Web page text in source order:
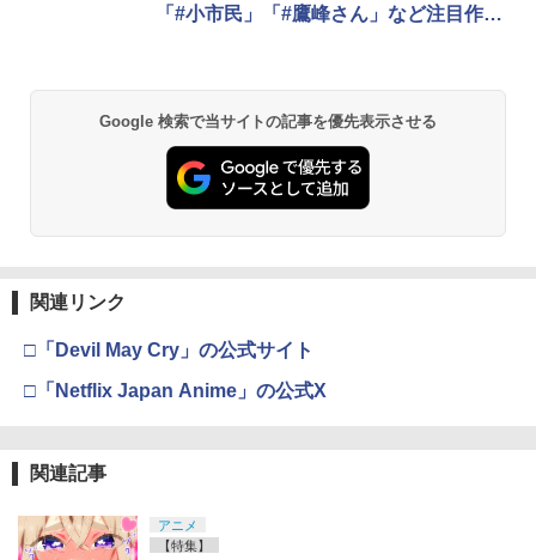
「#小市民」「#鷹峰さん」など注目作27
Google 検索で当サイトの記事を優先表示させる
関連リンク
□「Devil May Cry」の公式サイト
□「Netflix Japan Anime」の公式X
関連記事
アニメ
【特集】